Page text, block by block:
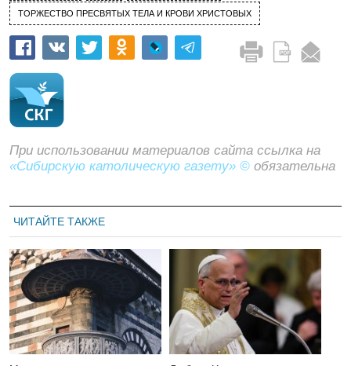
ТОРЖЕСТВО ПРЕСВЯТЫХ ТЕЛА И КРОВИ ХРИСТОВЫХ
При использовании материалов сайта ссылка на
«Сибирскую католическую газету» © обязательна
ЧИТАЙТЕ ТАКЖЕ